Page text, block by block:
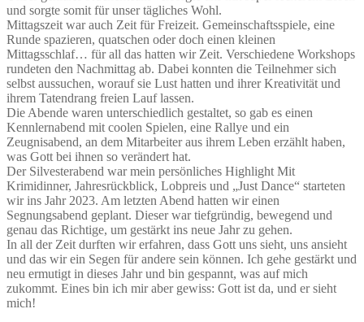
und sorgte somit für unser tägliches Wohl.
Mittagszeit war auch Zeit für Freizeit. Gemeinschaftsspiele, eine
Runde spazieren, quatschen oder doch einen kleinen
Mittagsschlaf… für all das hatten wir Zeit. Verschiedene Workshops
rundeten den Nachmittag ab. Dabei konnten die Teilnehmer sich
selbst aussuchen, worauf sie Lust hatten und ihrer Kreativität und
ihrem Tatendrang freien Lauf lassen.
Die Abende waren unterschiedlich gestaltet, so gab es einen
Kennlernabend mit coolen Spielen, eine Rallye und ein
Zeugnisabend, an dem Mitarbeiter aus ihrem Leben erzählt haben,
was Gott bei ihnen so verändert hat.
Der Silvesterabend war mein persönliches Highlight Mit
Krimidinner, Jahresrückblick, Lobpreis und „Just Dance“ starteten
wir ins Jahr 2023. Am letzten Abend hatten wir einen
Segnungsabend geplant. Dieser war tiefgründig, bewegend und
genau das Richtige, um gestärkt ins neue Jahr zu gehen.
In all der Zeit durften wir erfahren, dass Gott uns sieht, uns ansieht
und das wir ein Segen für andere sein können. Ich gehe gestärkt und
neu ermutigt in dieses Jahr und bin gespannt, was auf mich
zukommt. Eines bin ich mir aber gewiss: Gott ist da, und er sieht
mich!